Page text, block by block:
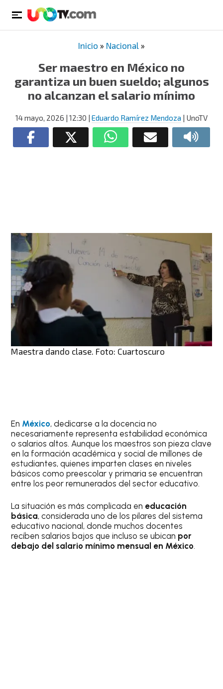
Inicio » Nacional »
Ser maestro en México no
garantiza un buen sueldo; algunos
no alcanzan el salario mínimo
14 mayo, 2026 | 12:30 | Eduardo Ramírez Mendoza | UnoTV
Maestra dando clase. Foto: Cuartoscuro
En México, dedicarse a la docencia no
necesariamente representa estabilidad económica
o salarios altos. Aunque los maestros son pieza clave
en la formación académica y social de millones de
estudiantes, quienes imparten clases en niveles
básicos como preescolar y primaria se encuentran
entre los peor remunerados del sector educativo.
La situación es más complicada en educación
básica, considerada uno de los pilares del sistema
educativo nacional, donde muchos docentes
reciben salarios bajos que incluso se ubican por
debajo del salario mínimo mensual en México.